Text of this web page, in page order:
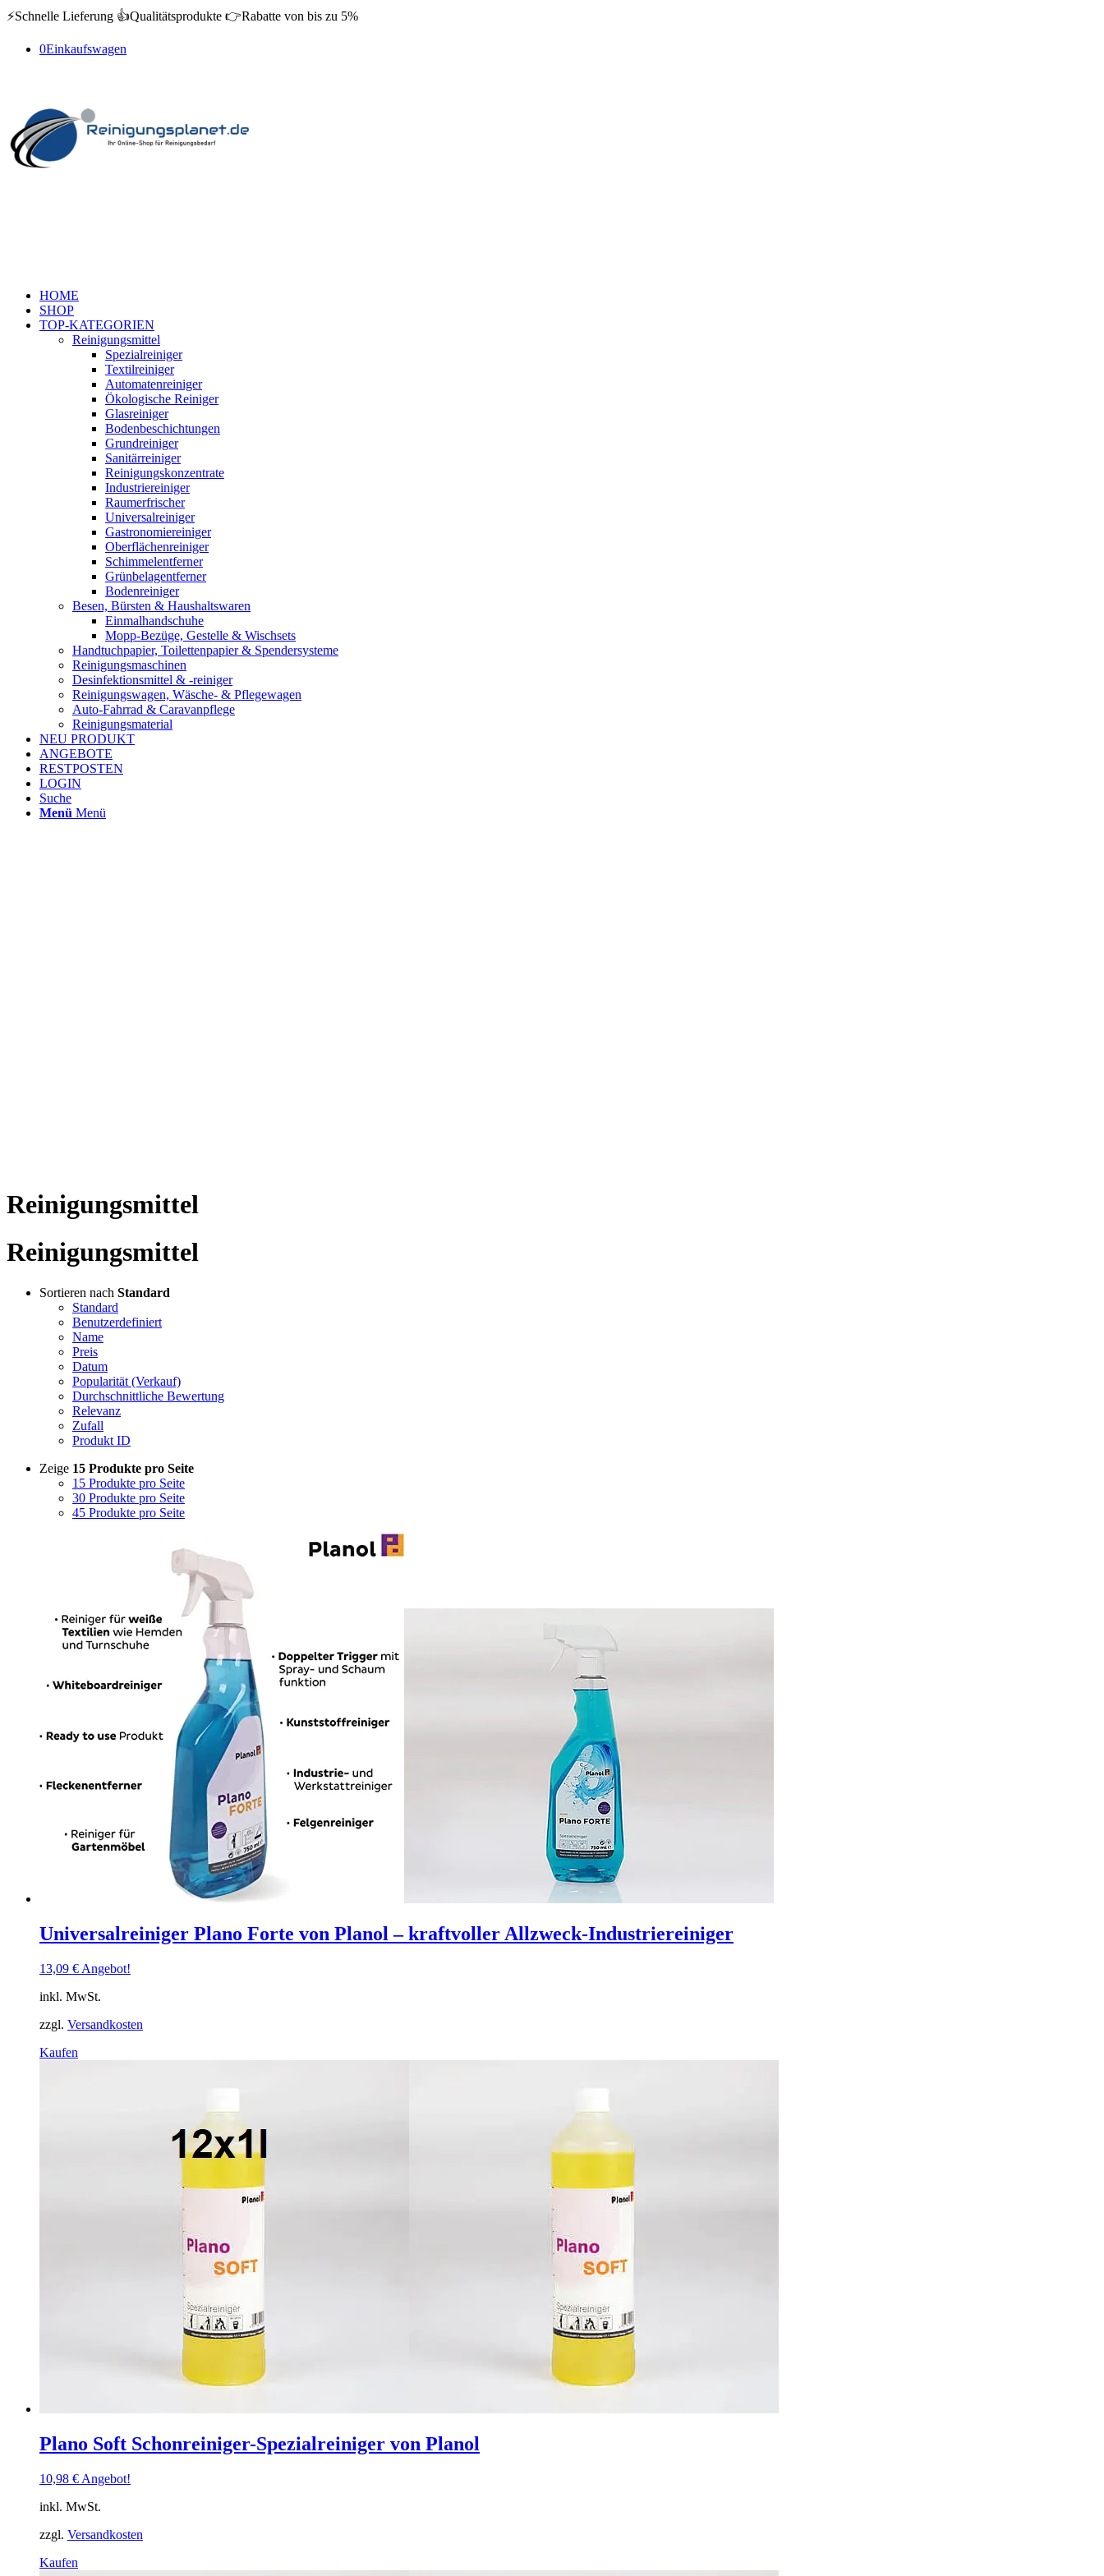
⚡️Schnelle Lieferung 👍Qualitätsprodukte 👉Rabatte von bis zu 5%
0Einkaufswagen
HOME
SHOP
TOP-KATEGORIEN
Reinigungsmittel
Spezialreiniger
Textilreiniger
Automatenreiniger
Ökologische Reiniger
Glasreiniger
Bodenbeschichtungen
Grundreiniger
Sanitärreiniger
Reinigungskonzentrate
Industriereiniger
Raumerfrischer
Universalreiniger
Gastronomiereiniger
Oberflächenreiniger
Schimmelentferner
Grünbelagentferner
Bodenreiniger
Besen, Bürsten & Haushaltswaren
Einmalhandschuhe
Mopp-Bezüge, Gestelle & Wischsets
Handtuchpapier, Toilettenpapier & Spendersysteme
Reinigungsmaschinen
Desinfektionsmittel & -reiniger
Reinigungswagen, Wäsche- & Pflegewagen
Auto-Fahrrad & Caravanpflege
Reinigungsmaterial
NEU PRODUKT
ANGEBOTE
RESTPOSTEN
LOGIN
Suche
Menü Menü
Reinigungsmittel
Reinigungsmittel
Sortieren nach Standard
Standard
Benutzerdefiniert
Name
Preis
Datum
Popularität (Verkauf)
Durchschnittliche Bewertung
Relevanz
Zufall
Produkt ID
Zeige 15 Produkte pro Seite
15 Produkte pro Seite
30 Produkte pro Seite
45 Produkte pro Seite
Universalreiniger Plano Forte von Planol – kraftvoller Allzweck-Industriereiniger
13,09 € Angebot!
inkl. MwSt.
zzgl. Versandkosten
Kaufen
Plano Soft Schonreiniger-Spezialreiniger von Planol
10,98 € Angebot!
inkl. MwSt.
zzgl. Versandkosten
Kaufen